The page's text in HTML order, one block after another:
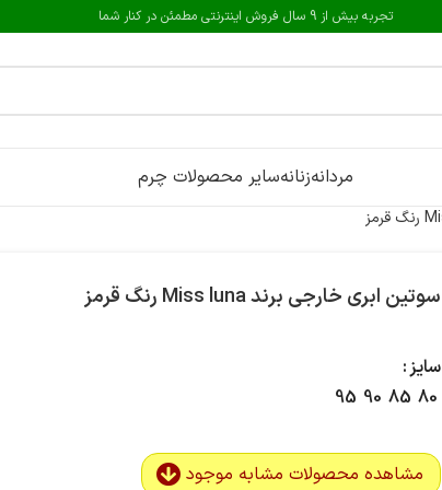
تجربه بیش از 9 سال فروش اینترنتی مطمئن در کنار شما
مردانهزنانهسایر محصولات چرم
سوتین ابری خارجی برند Miss luna رنگ قرمز
سایز
80
85
90
95
مشاهده محصولات مشابه موجود